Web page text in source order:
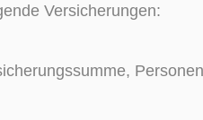
Versicherungen: